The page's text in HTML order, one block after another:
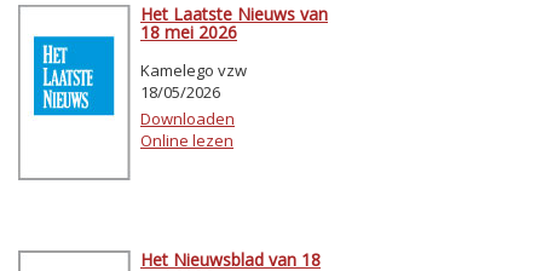
Het Laatste Nieuws van
18 mei 2026
Kamelego vzw
18/05/2026
Downloaden
Online lezen
Het Nieuwsblad van 18